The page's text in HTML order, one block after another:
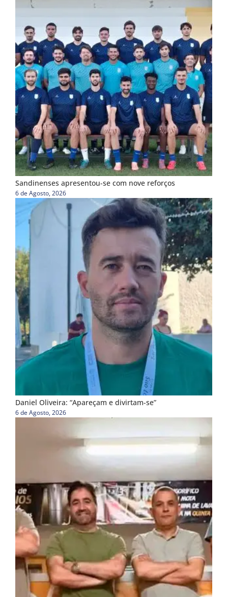
Sandinenses apresentou-se com nove reforços
6 de Agosto, 2026
Daniel Oliveira: “Apareçam e divirtam-se”
6 de Agosto, 2026